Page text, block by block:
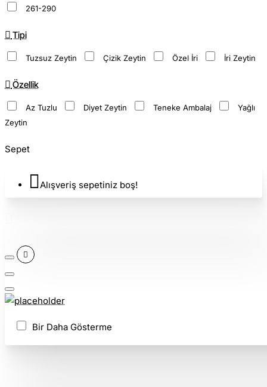
261-290
Tipi
Tuzsuz Zeytin Çizik Zeytin Özel İri İri Zeytin
Özellik
Az Tuzlu Diyet Zeytin Teneke Ambalaj
Yağlı
Zeytin
Sepet
Alışveriş sepetiniz boş!
Bir Daha Gösterme